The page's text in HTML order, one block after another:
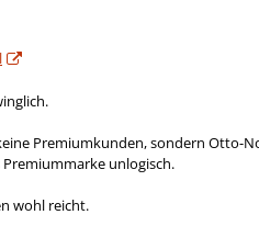
Premiumkunden, sondern Otto-
Premiummarke unlogisch.
wohl reicht.